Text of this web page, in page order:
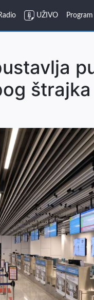
UŽIVO Program
štrajka